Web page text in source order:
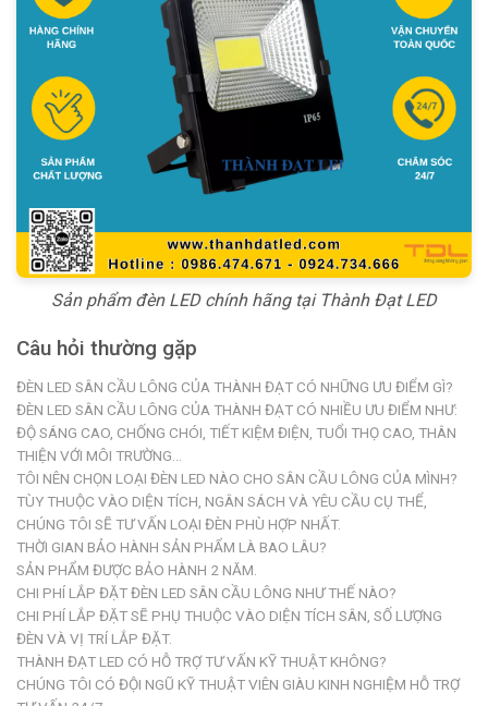
Sản phẩm đèn LED chính hãng tại Thành Đạt LED
Câu hỏi thường gặp
ĐÈN LED SÂN CẦU LÔNG CỦA THÀNH ĐẠT CÓ NHỮNG ƯU ĐIỂM GÌ?
ĐÈN LED SÂN CẦU LÔNG CỦA THÀNH ĐẠT CÓ NHIỀU ƯU ĐIỂM NHƯ:
ĐỘ SÁNG CAO, CHỐNG CHÓI, TIẾT KIỆM ĐIỆN, TUỔI THỌ CAO, THÂN
THIỆN VỚI MÔI TRƯỜNG…
TÔI NÊN CHỌN LOẠI ĐÈN LED NÀO CHO SÂN CẦU LÔNG CỦA MÌNH?
TÙY THUỘC VÀO DIỆN TÍCH, NGÂN SÁCH VÀ YÊU CẦU CỤ THỂ,
CHÚNG TÔI SẼ TƯ VẤN LOẠI ĐÈN PHÙ HỢP NHẤT.
THỜI GIAN BẢO HÀNH SẢN PHẨM LÀ BAO LÂU?
SẢN PHẨM ĐƯỢC BẢO HÀNH 2 NĂM.
CHI PHÍ LẮP ĐẶT ĐÈN LED SÂN CẦU LÔNG NHƯ THẾ NÀO?
CHI PHÍ LẮP ĐẶT SẼ PHỤ THUỘC VÀO DIỆN TÍCH SÂN, SỐ LƯỢNG
ĐÈN VÀ VỊ TRÍ LẮP ĐẶT.
THÀNH ĐẠT LED CÓ HỖ TRỢ TƯ VẤN KỸ THUẬT KHÔNG?
CHÚNG TÔI CÓ ĐỘI NGŨ KỸ THUẬT VIÊN GIÀU KINH NGHIỆM HỖ TRỢ